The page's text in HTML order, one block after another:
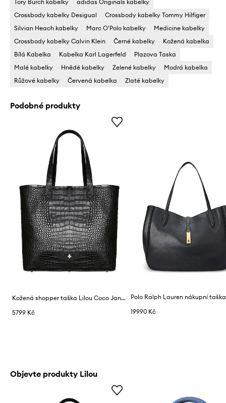
Tory Burch kabelky
adidas Originals kabelky
Crossbody kabelky Desigual
Crossbody kabelky Tommy Hilfiger
Silvian Heach kabelky
Marc O'Polo kabelky
Medicine kabelky
Crossbody kabelky Calvin Klein
Černé kabelky
Kožená kabelka
Bílá Kabelka
Kabelka Karl Lagerfeld
Plazova Taska
Malé kabelky
Hnědé kabelky Zelené kabelky
Modrá kabelka
Růžové kabelky
Červená kabelka Zlaté kabelky
Podobné produkty
Kožená shopper taška Lilou Coco Jane
5799 Kč
19990 Kč
Objevte produkty Lilou